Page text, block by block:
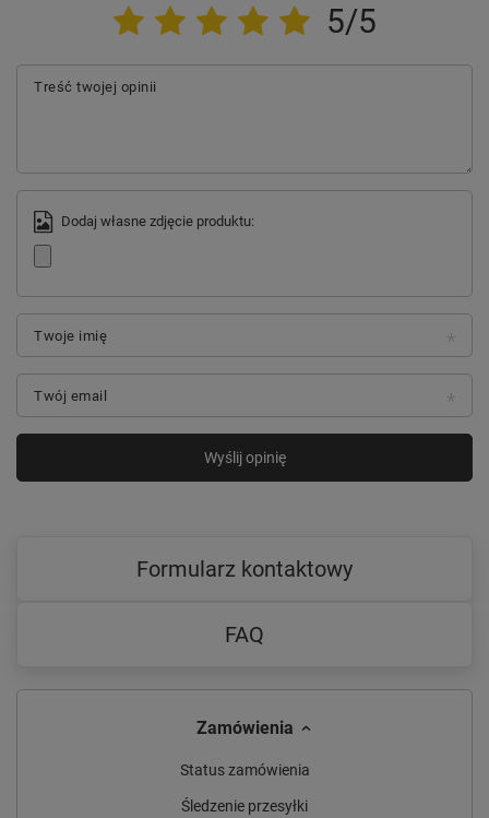
5/5
Treść twojej opinii
Dodaj własne zdjęcie produktu:
Twoje imię
Twój email
Wyślij opinię
Formularz kontaktowy
FAQ
Zamówienia
Status zamówienia
Śledzenie przesyłki